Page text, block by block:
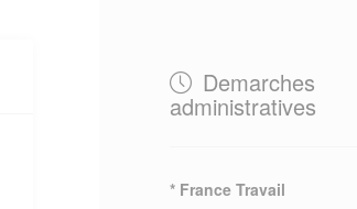
Demarches
administratives
* France Travail